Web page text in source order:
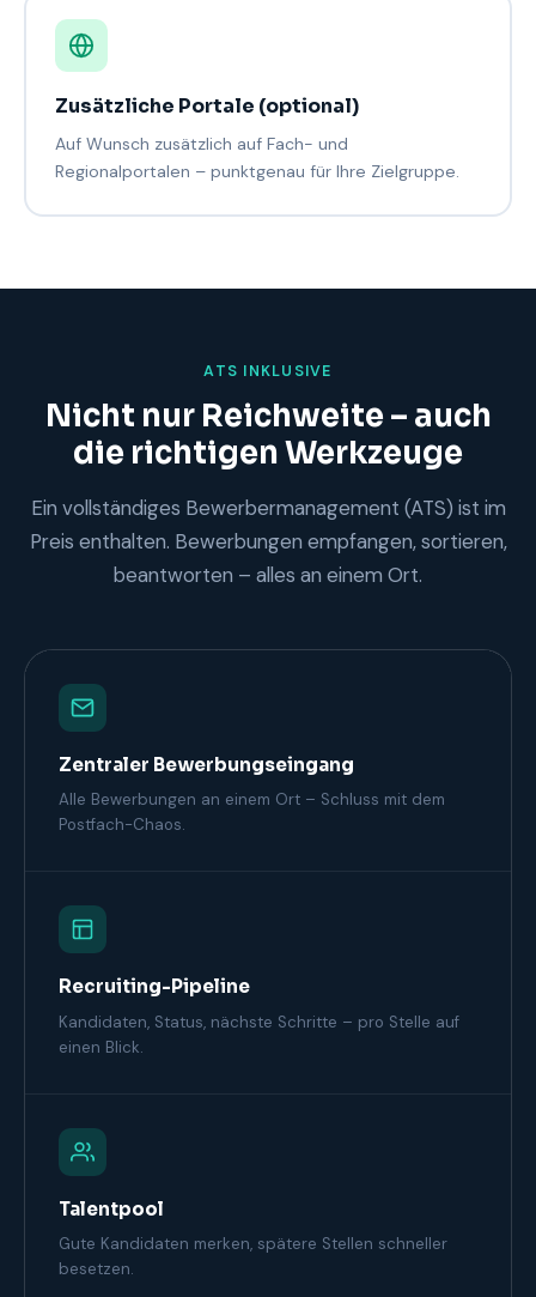
Zusätzliche Portale (optional)
Auf Wunsch zusätzlich auf Fach- und
Regionalportalen – punktgenau für Ihre Zielgruppe.
ATS INKLUSIVE
Nicht nur Reichweite – auch
die richtigen Werkzeuge
Ein vollständiges Bewerbermanagement (ATS) ist im
Preis enthalten. Bewerbungen empfangen, sortieren,
beantworten – alles an einem Ort.
Zentraler Bewerbungseingang
Alle Bewerbungen an einem Ort – Schluss mit dem
Postfach-Chaos.
Recruiting-Pipeline
Kandidaten, Status, nächste Schritte – pro Stelle auf
einen Blick.
Talentpool
Gute Kandidaten merken, spätere Stellen schneller
besetzen.